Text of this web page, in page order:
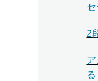
2
る